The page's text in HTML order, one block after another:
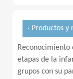
· Productos y
Reconocimiento
etapas de la
grupos con su